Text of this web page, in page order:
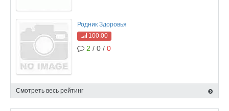
Родник Здоровья
100.00
2 / 0 / 0
Смотреть весь рейтинг